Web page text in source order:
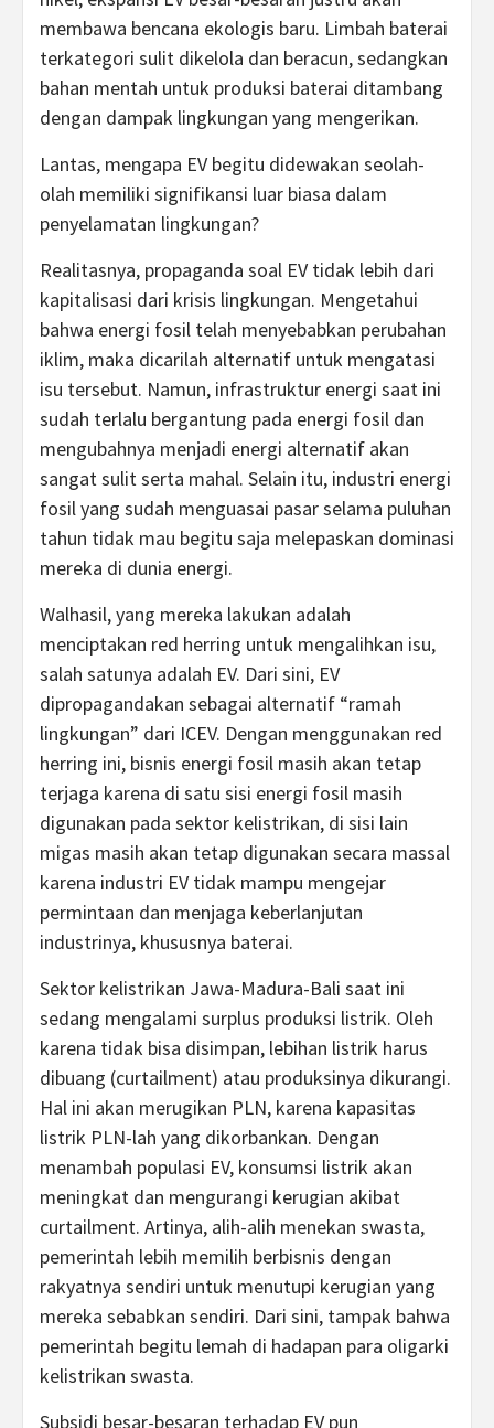
membawa bencana ekologis baru. Limbah baterai
terkategori sulit dikelola dan beracun, sedangkan
bahan mentah untuk produksi baterai ditambang
dengan dampak lingkungan yang mengerikan.
Lantas, mengapa EV begitu didewakan seolah-
olah memiliki signifikansi luar biasa dalam
penyelamatan lingkungan?
Realitasnya, propaganda soal EV tidak lebih dari
kapitalisasi dari krisis lingkungan. Mengetahui
bahwa energi fosil telah menyebabkan perubahan
iklim, maka dicarilah alternatif untuk mengatasi
isu tersebut. Namun, infrastruktur energi saat ini
sudah terlalu bergantung pada energi fosil dan
mengubahnya menjadi energi alternatif akan
sangat sulit serta mahal. Selain itu, industri energi
fosil yang sudah menguasai pasar selama puluhan
tahun tidak mau begitu saja melepaskan dominasi
mereka di dunia energi.
Walhasil, yang mereka lakukan adalah
menciptakan red herring untuk mengalihkan isu,
salah satunya adalah EV. Dari sini, EV
dipropagandakan sebagai alternatif “ramah
lingkungan” dari ICEV. Dengan menggunakan red
herring ini, bisnis energi fosil masih akan tetap
terjaga karena di satu sisi energi fosil masih
digunakan pada sektor kelistrikan, di sisi lain
migas masih akan tetap digunakan secara massal
karena industri EV tidak mampu mengejar
permintaan dan menjaga keberlanjutan
industrinya, khususnya baterai.
Sektor kelistrikan Jawa-Madura-Bali saat ini
sedang mengalami surplus produksi listrik. Oleh
karena tidak bisa disimpan, lebihan listrik harus
dibuang (curtailment) atau produksinya dikurangi.
Hal ini akan merugikan PLN, karena kapasitas
listrik PLN-lah yang dikorbankan. Dengan
menambah populasi EV, konsumsi listrik akan
meningkat dan mengurangi kerugian akibat
curtailment. Artinya, alih-alih menekan swasta,
pemerintah lebih memilih berbisnis dengan
rakyatnya sendiri untuk menutupi kerugian yang
mereka sebabkan sendiri. Dari sini, tampak bahwa
pemerintah begitu lemah di hadapan para oligarki
kelistrikan swasta.
Subsidi besar-besaran terhadap EV pun